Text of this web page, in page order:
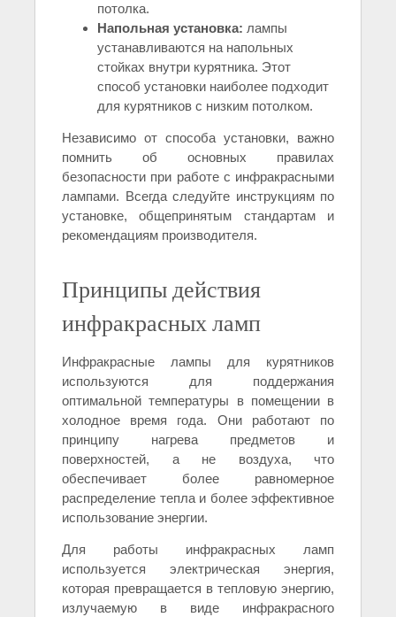
потолка.
Напольная установка: лампы
устанавливаются на напольных
стойках внутри курятника. Этот
способ установки наиболее подходит
для курятников с низким потолком.
Независимо от способа установки, важно
помнить об основных правилах
безопасности при работе с инфракрасными
лампами. Всегда следуйте инструкциям по
установке, общепринятым стандартам и
рекомендациям производителя.
Принципы действия
инфракрасных ламп
Инфракрасные лампы для курятников
используются для поддержания
оптимальной температуры в помещении в
холодное время года. Они работают по
принципу нагрева предметов и
поверхностей, а не воздуха, что
обеспечивает более равномерное
распределение тепла и более эффективное
использование энергии.
Для работы инфракрасных ламп
используется электрическая энергия,
которая превращается в тепловую энергию,
излучаемую в виде инфракрасного